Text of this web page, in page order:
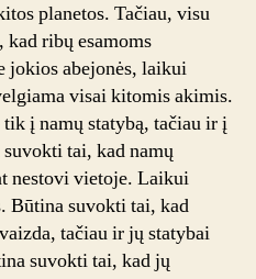
planetos. Tačiau, visu
ribų esamoms
jokios abejonės, laikui
visai kitomis akimis.
į namų statybą, tačiau ir į
tai, kad namų
nestovi vietoje. Laikui
Būtina suvokti tai, kad
tačiau ir jų statybai
suvokti tai, kad jų